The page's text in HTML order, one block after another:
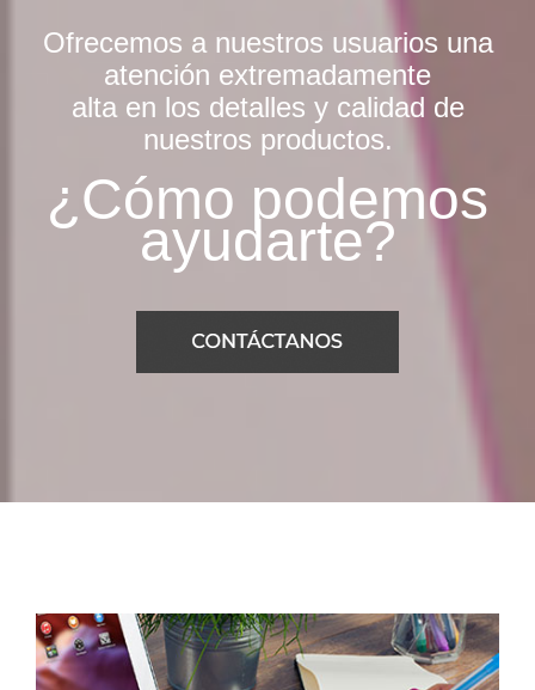
Ofrecemos a nuestros usuarios una
atención extremadamente
alta en los detalles y calidad de
nuestros productos.
¿Cómo podemos
ayudarte?